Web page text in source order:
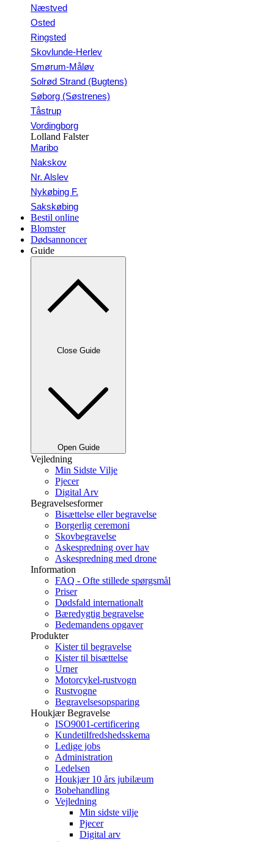
Næstved
Osted
Ringsted
Skovlunde-Herlev
Smørum-Måløv
Solrød Strand (Bugtens)
Søborg (Søstrenes)
Tåstrup
Vordingborg
Lolland Falster
Maribo
Nakskov
Nr. Alslev
Nykøbing F.
Sakskøbing
Bestil online
Blomster
Dødsannoncer
Guide
Close Guide
Open Guide
Vejledning
Min Sidste Vilje
Pjecer
Digital Arv
Begravelsesformer
Bisættelse eller begravelse
Borgerlig ceremoni
Skovbegravelse
Askespredning over hav
Askespredning med drone
Information
FAQ - Ofte stillede spørgsmål
Priser
Dødsfald internationalt
Bæredygtig begravelse
Bedemandens opgaver
Produkter
Kister til begravelse
Kister til bisættelse
Urner
Motorcykel-rustvogn
Rustvogne
Begravelsesopsparing
Houkjær Begravelse
ISO9001-certificering
Kundetilfredshedsskema
Ledige jobs
Administration
Ledelsen
Houkjær 10 års jubilæum
Bobehandling
Vejledning
Min sidste vilje
Pjecer
Digital arv